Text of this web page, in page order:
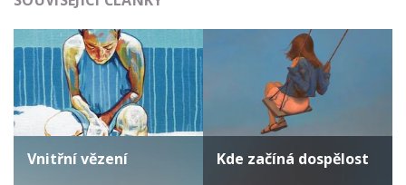
údajů.
Vnitřní vězení Kde začíná dospělost